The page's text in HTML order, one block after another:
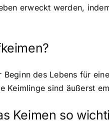
erweckt werden,
Beginn des Lebens für
Keimlinge sind äußerst
Keimen so